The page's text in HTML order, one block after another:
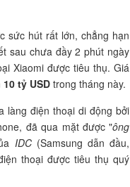
sức hút rất lớn, chẳng hạn
sau chưa đầy 2 phút ngày
Xiaomi được tiêu thụ. Giá
10 tỷ USDtrong tháng này.
làng điện thoại di động bởi
đã qua mặt được "ông
IDC(Samsung dẫn đầu,
thoại được tiêu thụ quý